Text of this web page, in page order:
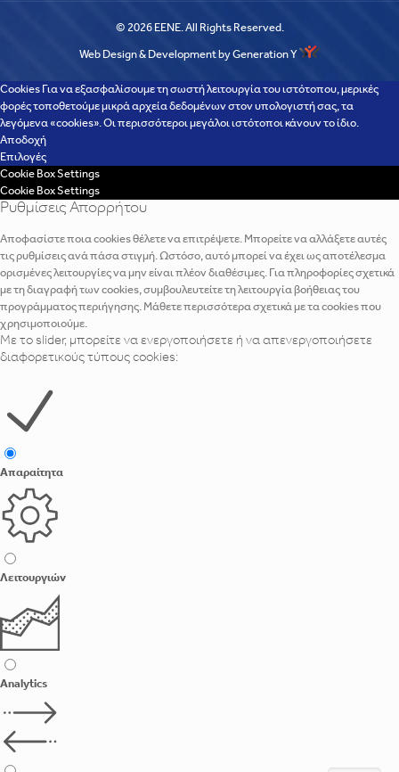
© 2026 EENE. All Rights Reserved.
Web Design & Development by Generation Y
Cookies Για να εξασφαλίσουμε τη σωστή λειτουργία του ιστότοπου, μερικές
φορές τοποθετούμε μικρά αρχεία δεδομένων στον υπολογιστή σας, τα
λεγόμενα «cookies». Οι περισσότεροι μεγάλοι ιστότοποι κάνουν το ίδιο.
Αποδοχή
Επιλογές
Cookie Box Settings
Cookie Box Settings
Ρυθμίσεις Απορρήτου
Αποφασίστε ποια cookies θέλετε να επιτρέψετε. Μπορείτε να αλλάξετε αυτές
τις ρυθμίσεις ανά πάσα στιγμή. Ωστόσο, αυτό μπορεί να έχει ως αποτέλεσμα
ορισμένες λειτουργίες να μην είναι πλέον διαθέσιμες. Για πληροφορίες σχετικά
με τη διαγραφή των cookies, συμβουλευτείτε τη λειτουργία βοήθειας του
προγράμματος περιήγησης. Μάθετε περισσότερα σχετικά με τα cookies που
χρησιμοποιούμε.
Με το slider, μπορείτε να ενεργοποιήσετε ή να απενεργοποιήσετε
διαφορετικούς τύπους cookies:
Απαραίτητα
Λειτουργιών
Analytics